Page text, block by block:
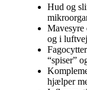
Hud og
Mavesyre
og i
“spiser”
hjælper